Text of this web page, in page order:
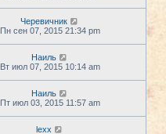
Черевичник
Пн сен 07, 2015 21:34 pm
Наиль
Вт июл 07, 2015 10:14 am
Наиль
Пт июл 03, 2015 11:57 am
lexx